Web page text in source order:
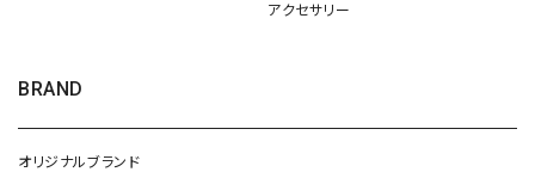
アクセサリー
BRAND
オリジナルブランド